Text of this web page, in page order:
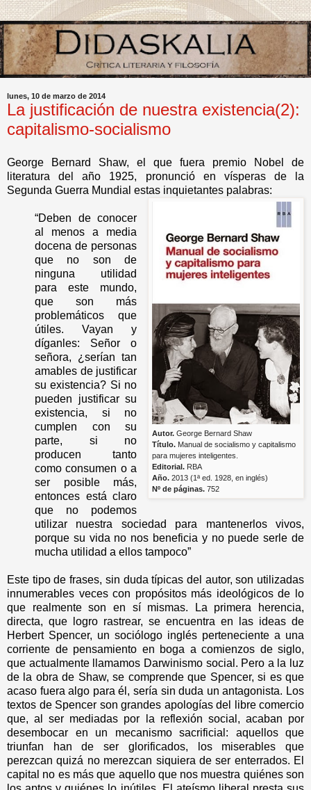
lunes, 10 de marzo de 2014
La justificación de nuestra existencia(2):
capitalismo-socialismo
George Bernard Shaw, el que fuera premio Nobel de
literatura del año 1925, pronunció en vísperas de la
Segunda Guerra Mundial estas inquietantes palabras:
Autor. George Bernard Shaw
Título. Manual de socialismo y capitalismo
para mujeres inteligentes.
Editorial. RBA
Año. 2013 (1ª ed. 1928, en inglés)
Nº de páginas. 752
“Deben de conocer
al menos a media
docena de personas
que no son de
ninguna utilidad
para este mundo,
que son más
problemáticos que
útiles. Vayan y
díganles: Señor o
señora, ¿serían tan
amables de justificar
su existencia? Si no
pueden justificar su
existencia, si no
cumplen con su
parte, si no
producen tanto
como consumen o a
ser posible más,
entonces está claro
que no podemos
utilizar nuestra sociedad para mantenerlos vivos,
porque su vida no nos beneficia y no puede serle de
mucha utilidad a ellos tampoco”
Este tipo de frases, sin duda típicas del autor, son utilizadas
innumerables veces con propósitos más ideológicos de lo
que realmente son en sí mismas. La primera herencia,
directa, que logro rastrear, se encuentra en las ideas de
Herbert Spencer, un sociólogo inglés perteneciente a una
corriente de pensamiento en boga a comienzos de siglo,
que actualmente llamamos Darwinismo social. Pero a la luz
de la obra de Shaw, se comprende que Spencer, si es que
acaso fuera algo para él, sería sin duda un antagonista. Los
textos de Spencer son grandes apologías del libre comercio
que, al ser mediadas por la reflexión social, acaban por
desembocar en un mecanismo sacrificial: aquellos que
triunfan han de ser glorificados, los miserables que
perezcan quizá no merezcan siquiera de ser enterrados. El
capital no es más que aquello que nos muestra quiénes son